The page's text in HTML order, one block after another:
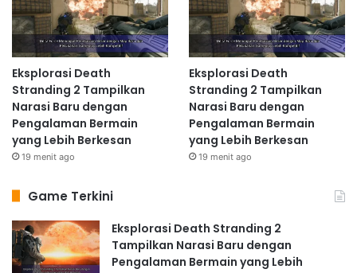
Eksplorasi Death
Stranding 2 Tampilkan
Narasi Baru dengan
Pengalaman Bermain
yang Lebih Berkesan
19 menit ago
Eksplorasi Death
Stranding 2 Tampilkan
Narasi Baru dengan
Pengalaman Bermain
yang Lebih Berkesan
19 menit ago
Game Terkini
Eksplorasi Death Stranding 2
Tampilkan Narasi Baru dengan
Pengalaman Bermain yang Lebih